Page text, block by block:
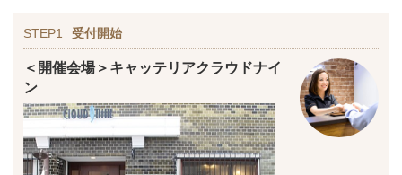
STEP1 受付開始
＜開催会場＞キャッテリアクラウドナイ
ン